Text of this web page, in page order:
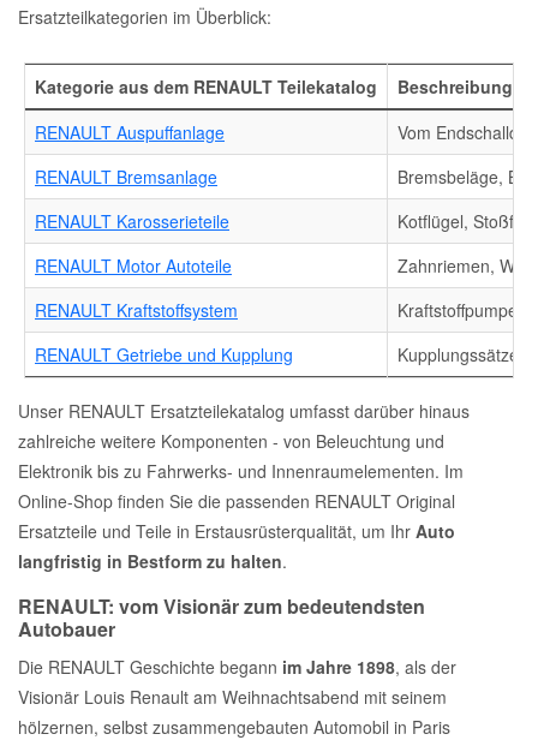
Ersatzteilkategorien im Überblick:
Kategorie aus dem RENAULT Teilekatalog
Beschreibung
RENAULT Auspuffanlage
Vom
RENAULT Bremsanlage
Bremsbeläge,
RENAULT Karosserieteile
Kotflügel,
RENAULT Motor Autoteile
Zahnriemen,
RENAULT Kraftstoffsystem
RENAULT Getriebe und Kupplung
Kupplungssätze,
Unser RENAULT Ersatzteilekatalog umfasst darüber hinaus
zahlreiche weitere Komponenten - von Beleuchtung und
Elektronik bis zu Fahrwerks- und Innenraumelementen. Im
Online-Shop finden Sie die passenden RENAULT Original
Ersatzteile und Teile in Erstausrüsterqualität, um Ihr Auto
langfristig in Bestform zu halten.
RENAULT: vom Visionär zum bedeutendsten
Autobauer
Die RENAULT Geschichte begann im Jahre 1898, als der
Visionär Louis Renault am Weihnachtsabend mit seinem
hölzernen, selbst zusammengebauten Automobil in Paris